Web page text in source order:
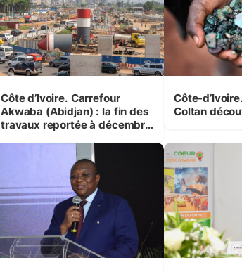
Côte d’Ivoire. Carrefour
Akwaba (Abidjan) : la fin des
travaux reportée à décembre
Côte-d’Ivoire. Un gisement de
Coltan